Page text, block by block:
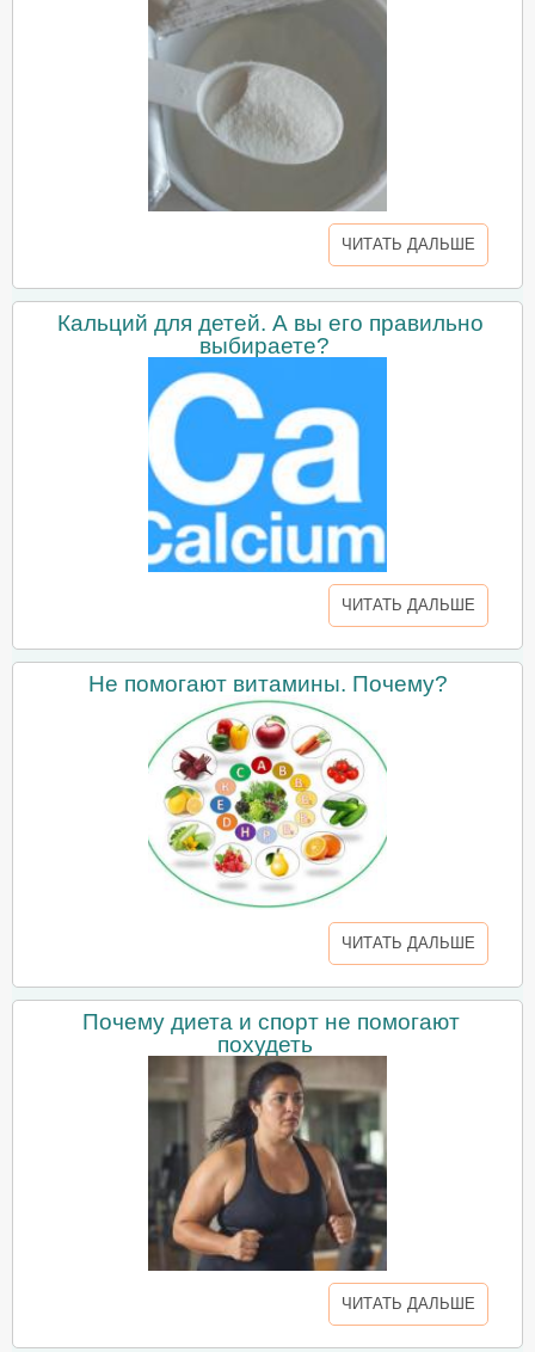
ЧИТАТЬ ДАЛЬШЕ
Кальций для детей. А вы его правильно
выбираете?
ЧИТАТЬ ДАЛЬШЕ
Не помогают витамины. Почему?
ЧИТАТЬ ДАЛЬШЕ
Почему диета и спорт не помогают
похудеть
ЧИТАТЬ ДАЛЬШЕ